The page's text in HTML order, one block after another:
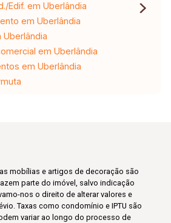
Edif. em Uberlândia
em Uberlândia
Uberlândia
em Uberlândia
em Uberlândia
mobílias e artigos de decoração são
parte do imóvel, salvo indicação
nos o direito de alterar valores e
Taxas como condomínio e IPTU são
variar ao longo do processo de